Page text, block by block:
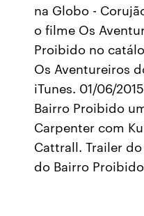
na Globo -
o filme Os
Proibido no
Os Aventureiros
iTunes. 01/06/
Bairro Proibido
Carpenter com
Cattrall. Trailer
do Bairro